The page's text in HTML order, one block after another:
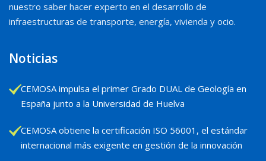
nuestro saber hacer experto en el desarrollo de
infraestructuras de transporte, energía, vivienda y ocio.
Noticias
CEMOSA impulsa el primer Grado DUAL de Geología en
España junto a la Universidad de Huelva
CEMOSA obtiene la certificación ISO 56001, el estándar
internacional más exigente en gestión de la innovación